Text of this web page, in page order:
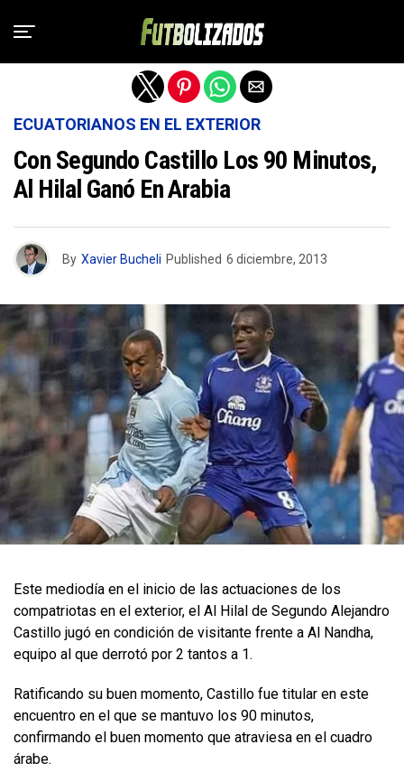
ECUATORIANOS EN EL EXTERIOR
Con Segundo Castillo Los 90 Minutos,
Al Hilal Ganó En Arabia
By Xavier Bucheli Published 6 diciembre, 2013
Este mediodía en el inicio de las actuaciones de los
compatriotas en el exterior, el Al Hilal de Segundo Alejandro
Castillo jugó en condición de visitante frente a Al Nandha,
equipo al que derrotó por 2 tantos a 1.
Ratificando su buen momento, Castillo fue titular en este
encuentro en el que se mantuvo los 90 minutos,
confirmando el buen momento que atraviesa en el cuadro
árabe.
Salir de la versión móvil